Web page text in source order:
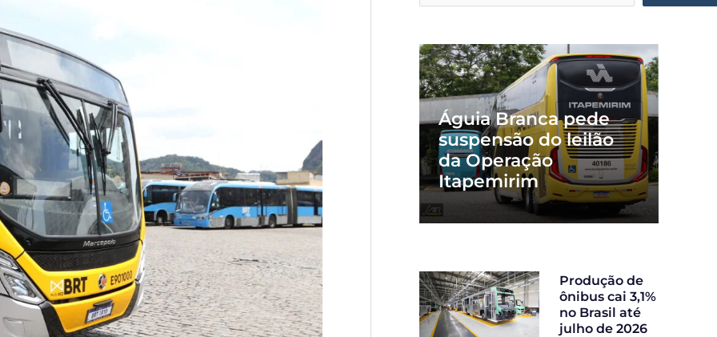
Águia Branca pede
suspensão do leilão
da Operação
Itapemirim
Produção de
ônibus cai 3,1%
no Brasil até
julho de 2026